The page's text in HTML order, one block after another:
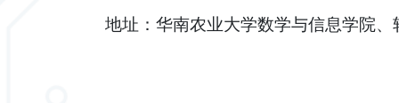
地址：华南农业大学数学与信息学院、